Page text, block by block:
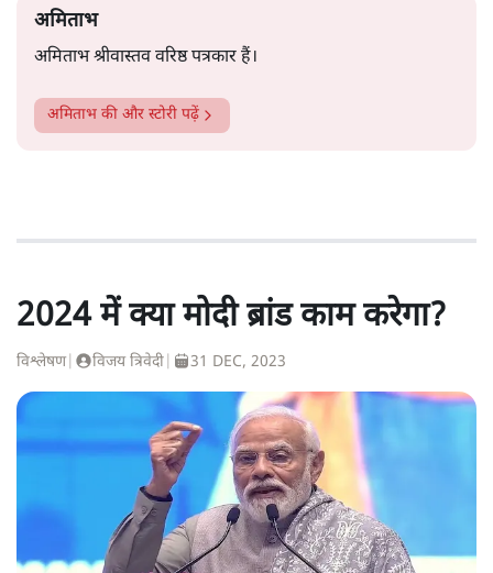
अमिताभ
अमिताभ श्रीवास्तव वरिष्ठ पत्रकार हैं।
अमिताभ की और स्टोरी पढ़ें
2024 में क्या मोदी ब्रांड काम करेगा?
विश्लेषण| विजय त्रिवेदी 31 DEC, 2023